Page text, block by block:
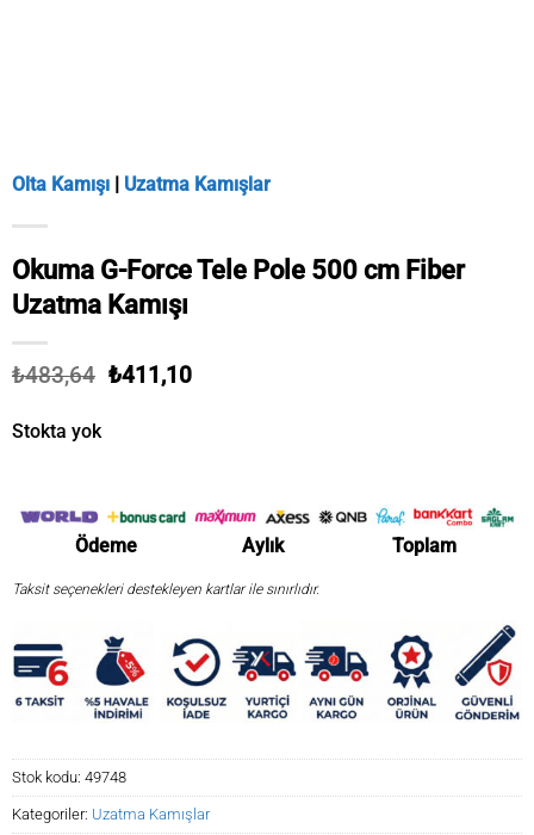
Olta Kamışı | Uzatma Kamışlar
Okuma G-Force Tele Pole 500 cm Fiber
Uzatma Kamışı
₺483,64 Orijinal
₺411,10Şu
Stokta yok
Ödeme Aylık Toplam
Taksit seçenekleri destekleyen kartlar ile sınırlıdır.
Stok kodu: 49748
Kategoriler: Uzatma Kamışlar